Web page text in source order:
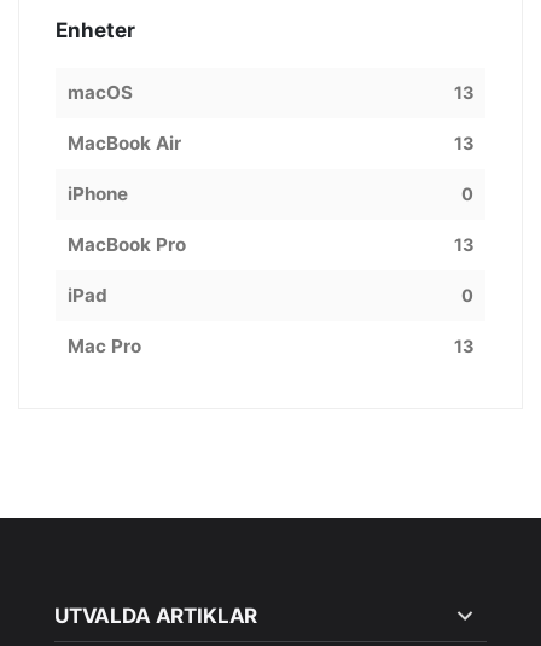
Enheter
macOS 13
MacBook Air 13
iPhone 0
MacBook Pro 13
iPad 0
Mac Pro 13
UTVALDA ARTIKLAR